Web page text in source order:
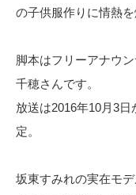
の子供服作りに情熱
脚本はフリーアナウ
千穂さんです。
放送は2016年10月3
定。
坂東すみれの実在モ